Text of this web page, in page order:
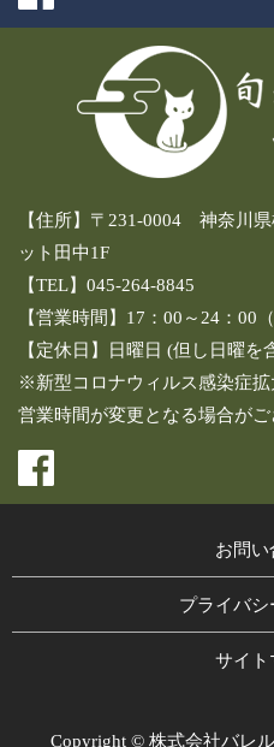
【住所】〒231-0004 神奈川
ット田中1F
【TEL】045-264-8845
【営業時間】17：00～24：00
【定休日】日曜日 (但し日曜
※新型コロナウィルス感染症拡
営業時間が変更となる場合がご
お問い
プライバ
サイト
Copyright © 株式会社バレ